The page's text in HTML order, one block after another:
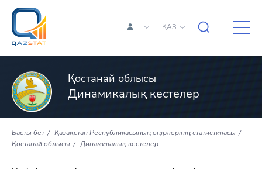
ҚАЗ
Қостанай облысы
Динамикалық кестелер
Басты бет
Қазақстан Республикасының өңірлерінің статистикасы
Қостанай облысы
Динамикалық кестелер